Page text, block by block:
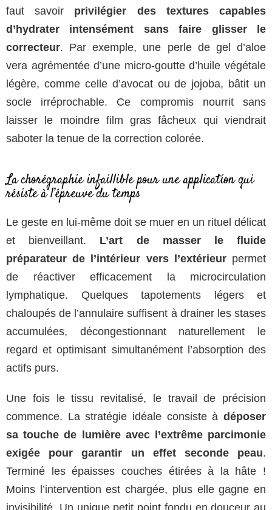
faut savoir privilégier des textures capables
d’hydrater intensément sans faire glisser le
correcteur. Par exemple, une perle de gel d’aloe
vera agrémentée d’une micro-goutte d’huile végétale
légère, comme celle d’avocat ou de jojoba, bâtit un
socle irréprochable. Ce compromis nourrit sans
laisser le moindre film gras fâcheux qui viendrait
saboter la tenue de la correction colorée.
La chorégraphie infaillible pour une application qui
résiste à l’épreuve du temps
Le geste en lui-même doit se muer en un rituel délicat
et bienveillant. L’art de masser le fluide
préparateur de l’intérieur vers l’extérieurpermet
de réactiver efficacement la microcirculation
lymphatique. Quelques tapotements légers et
chaloupés de l’annulaire suffisent à drainer les stases
accumulées, décongestionnant naturellement le
regard et optimisant simultanément l’absorption des
actifs purs.
Une fois le tissu revitalisé, le travail de précision
commence. La stratégie idéale consiste à déposer
sa touche de lumière avec l’extrême parcimonie
exigée pour garantir un effet seconde peau.
Terminé les épaisses couches étirées à la hâte !
Moins l’intervention est chargée, plus elle gagne en